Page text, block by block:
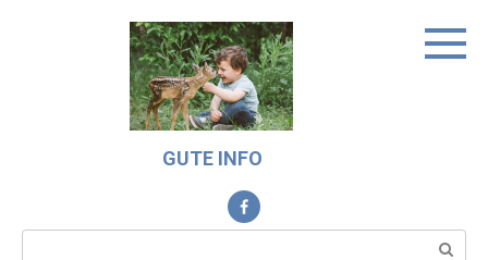
GUTE INFO
Search: